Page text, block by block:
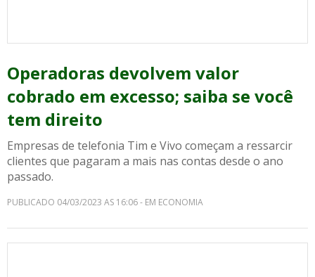
Operadoras devolvem valor
cobrado em excesso; saiba se você
tem direito
Empresas de telefonia Tim e Vivo começam a ressarcir
clientes que pagaram a mais nas contas desde o ano
passado.
PUBLICADO 04/03/2023 AS 16:06 - EM ECONOMIA